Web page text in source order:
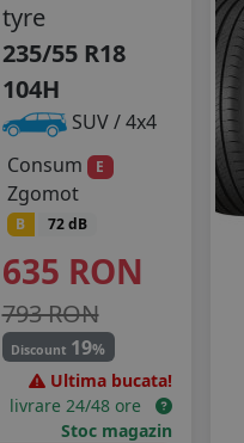
tyre
235/55 R18
104H
SUV / 4x4
Consum
E
Zgomot
B 72 dB
635 RON
793 RON
Discount 19%
Ultima bucata!
livrare 24/48 ore
Stoc magazin